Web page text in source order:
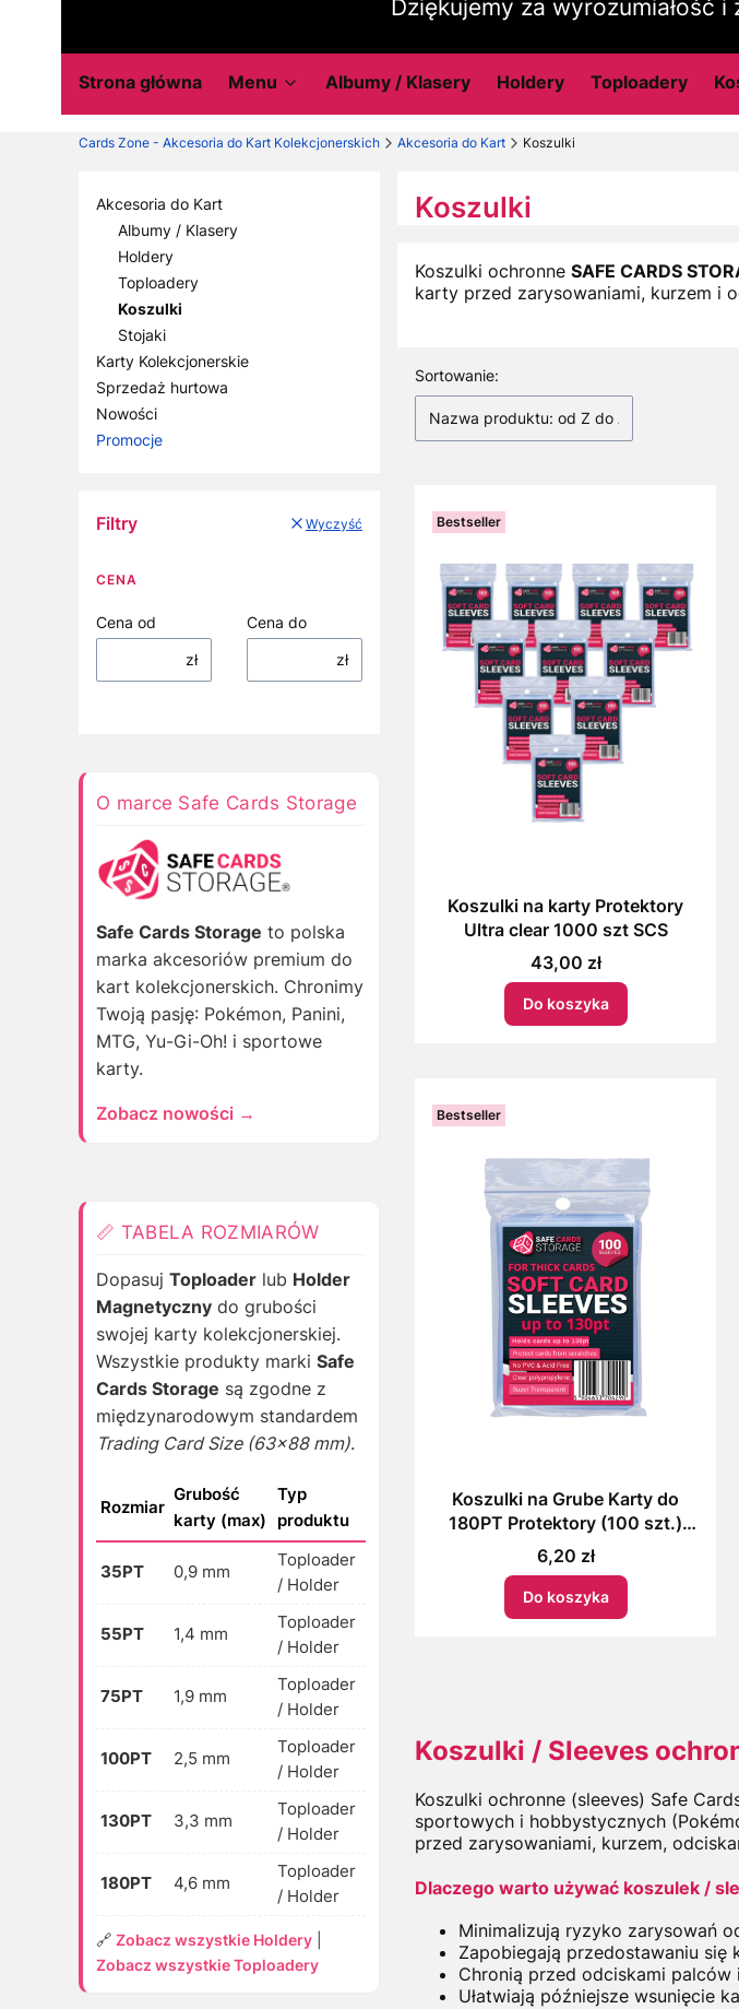
Dziękujemy za wyrozumiałość
Strona główna Menu Albumy / Klasery Holdery Toploadery
Cards Zone - Akcesoria do Kart Kolekcjonerskich Akcesoria do Kart Koszulki
Akcesoria do Kart
Albumy / Klasery
Holdery
Toploadery
Koszulki
Stojaki
Karty Kolekcjonerskie
Sprzedaż hurtowa
Nowości
Promocje
Filtry Wyczyść
CENA
Cena od
zł
Cena do
zł
O marce Safe Cards Storage
Safe Cards Storage to polska
marka akcesoriów premium do
kart kolekcjonerskich. Chronimy
Twoją pasję: Pokémon, Panini,
MTG, Yu-Gi-Oh! i sportowe
karty.
Zobacz nowości →
📏 TABELA ROZMIARÓW
Dopasuj Toploader lub Holder
Magnetyczny do grubości
swojej karty kolekcjonerskiej.
Wszystkie produkty marki Safe
Cards Storage są zgodne z
międzynarodowym standardem
Trading Card Size (63×88 mm).
Rozmiar
Grubość
karty (max)
Typ
produktu
35PT 0,9 mm
Toploader
/ Holder
55PT 1,4 mm
Toploader
/ Holder
75PT 1,9 mm
Toploader
/ Holder
100PT 2,5 mm
Toploader
/ Holder
130PT 3,3 mm
Toploader
/ Holder
180PT 4,6 mm
Toploader
/ Holder
🔗 Zobacz wszystkie Holdery
Zobacz wszystkie Toploadery
Koszulki
Koszulki ochronne SAFE CARDS
karty przed zarysowaniami, kurzem i
Lista produktów
Sortowanie:
Nazwa produktu: od Z do A
Bestseller
Koszulki na karty Protektory
Ultra clear 1000 szt SCS
Cena
43,00 zł
Do koszyka
Bestseller
Koszulki na Grube Karty do
180PT Protektory (100 szt.)
SAFE CARDS STORAGE
Cena
6,20 zł
Do koszyka
Koszulki / Sleeves
Koszulki ochronne (sleeves) Safe
sportowych i hobbystycznych
przed zarysowaniami, kurzem,
Dlaczego warto używać koszulek /
Minimalizują ryzyko zarysowań
Zapobiegają przedostawaniu się
Chronią przed odciskami palców
Ułatwiają późniejsze wsunięcie